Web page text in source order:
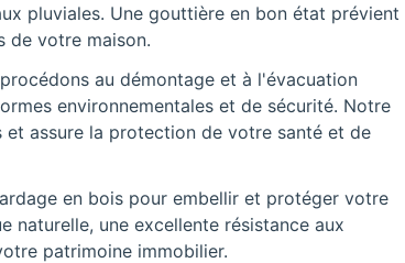
pluviales. Une gouttière en bon état prévient
de votre maison.
au démontage et à l'évacuation
environnementales et de sécurité. Notre
assure la protection de votre santé et de
en bois pour embellir et protéger votre
naturelle, une excellente résistance aux
patrimoine immobilier.